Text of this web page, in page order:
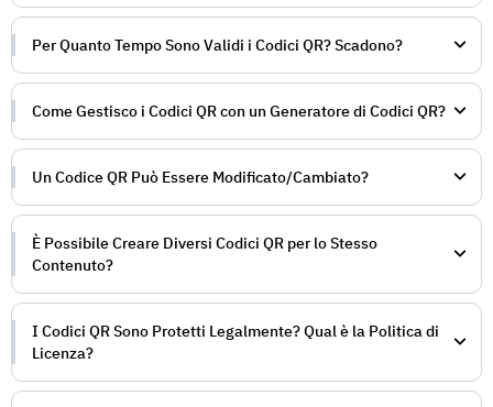
Per Quanto Tempo Sono Validi i Codici QR? Scadono?
Come Gestisco i Codici QR con un Generatore di Codici QR?
Un Codice QR Può Essere Modificato/Cambiato?
È Possibile Creare Diversi Codici QR per lo Stesso
Contenuto?
I Codici QR Sono Protetti Legalmente? Qual è la Politica di
Licenza?